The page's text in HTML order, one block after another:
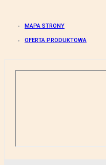
MAPA STRONY
OFERTA PRODUKTOWA